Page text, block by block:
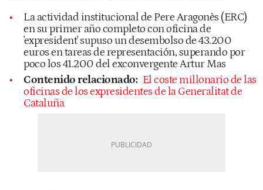
La actividad institucional de Pere Aragonès (ERC)
en su primer año completo con oficina de
'expresident' supuso un desembolso de 43.200
euros en tareas de representación, superando por
poco los 41.200 del exconvergente Artur Mas
Contenido relacionado: El coste millonario de las
oficinas de los expresidentes de la Generalitat de
Cataluña